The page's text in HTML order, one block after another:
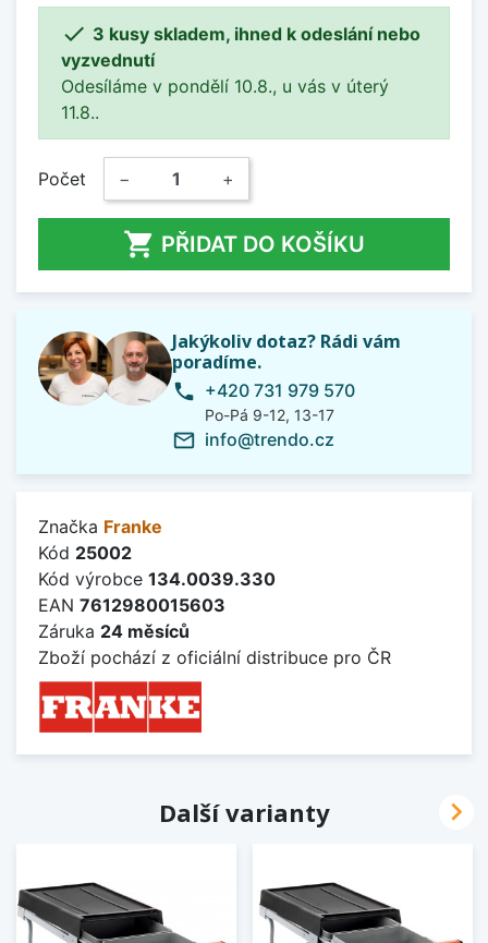
 3 kusy skladem, ihned k odeslání nebo
vyzvednutí
Odesíláme v pondělí 10.8., u vás v úterý
11.8..
Počet − +
 PŘIDAT DO KOŠÍKU
Jakýkoliv dotaz? Rádi vám
poradíme.
phone +420 731 979 570
Po-Pá 9-12, 13-17
mail_outline info@trendo.cz
Značka Franke
Kód 25002
Kód výrobce 134.0039.330
EAN 7612980015603
Záruka 24 měsíců
Zboží pochází z oficiální distribuce pro ČR
Další varianty 